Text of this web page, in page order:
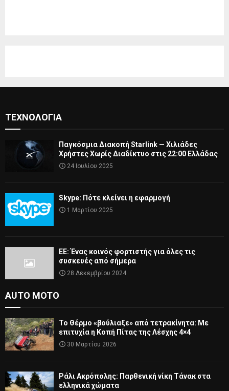
ΤΕΧΝΟΛΟΓΊΑ
Παγκόσμια Διακοπή Starlink — Χιλιάδες
Χρήστες Χωρίς Διαδίκτυο στις 22:00 Ελλάδας
24 Ιουλίου 2025
Skype: Πότε κλείνει η εφαρμογή
1 Μαρτίου 2025
ΕΕ: Ένας κοινός φορτιστής για όλες τις
συσκευές από σήμερα
28 Δεκεμβρίου 2024
AUTO MOTO
Το Θέρμο «βούλιαξε» από τετρακίνητα: Με
επιτυχία η Κοπή Πίτας της Λέσχης 4×4
30 Μαρτίου 2026
Ράλι Ακρόπολης: Παρθενική νίκη Τάνακ στα
ελληνικά χώματα